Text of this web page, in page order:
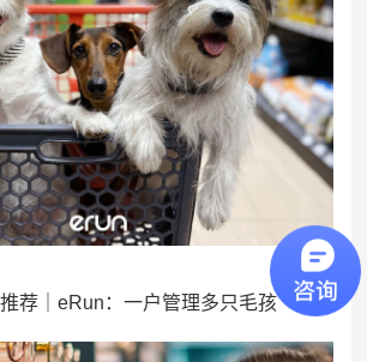
荐｜eRun：一户管理多只毛孩